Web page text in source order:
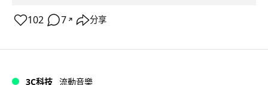
102 7 ↗ 分享
3C科技 流動音樂